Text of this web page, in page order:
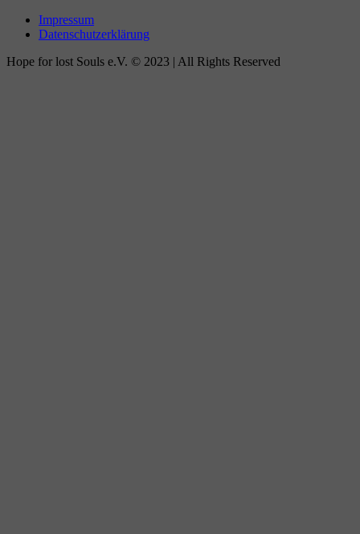
Impressum
Datenschutzerklärung
Hope for lost Souls e.V. © 2023 | All Rights Reserved